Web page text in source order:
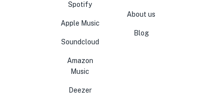
Spotify
Apple Music
Soundcloud
Amazon
Music
Deezer
About us
Blog